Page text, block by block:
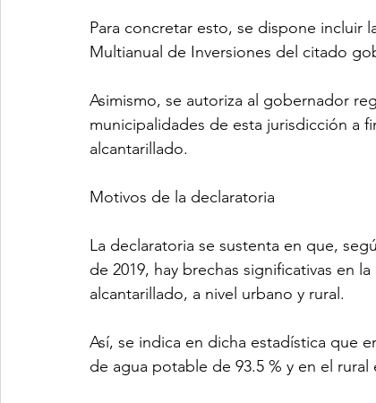
Para concretar esto, se dispone incluir
Multianual de Inversiones del citado
Asimismo, se autoriza al gobernador
municipalidades de esta jurisdicción a
alcantarillado.
Motivos de la declaratoria
La declaratoria se sustenta en que,
de 2019, hay brechas significativas en
alcantarillado, a nivel urbano y rural.
Así, se indica en dicha estadística que
de agua potable de 93.5 % y en el rural